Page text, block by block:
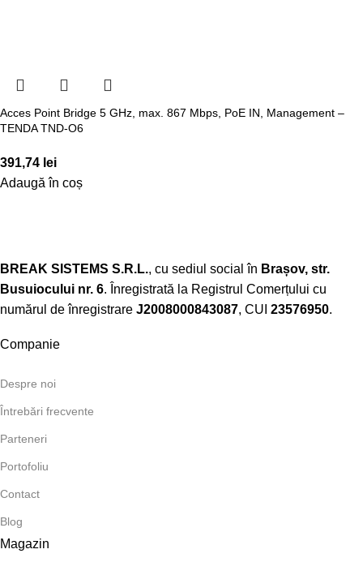
Acces Point Bridge 5 GHz, max. 867 Mbps, PoE IN, Management –
TENDA TND-O6
391,74 lei
Adaugă în coș
BREAK SISTEMS S.R.L., cu sediul social în Brașov, str.
Busuiocului nr. 6. Înregistrată la Registrul Comerțului cu
numărul de înregistrare J2008000843087, CUI 23576950.​
Companie
Despre noi
Întrebări frecvente
Parteneri
Portofoliu
Contact
Blog
Magazin